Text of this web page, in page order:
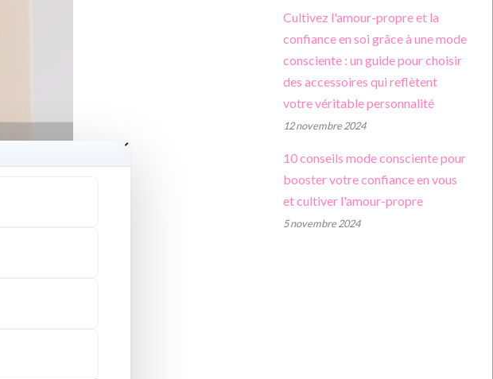
Cultivez l'amour-propre et la
confiance en soi grâce à une mode
consciente : un guide pour choisir
des accessoires qui reflètent
votre véritable personnalité
12 novembre 2024
10 conseils mode consciente pour
booster votre confiance en vous
et cultiver l'amour-propre
5 novembre 2024